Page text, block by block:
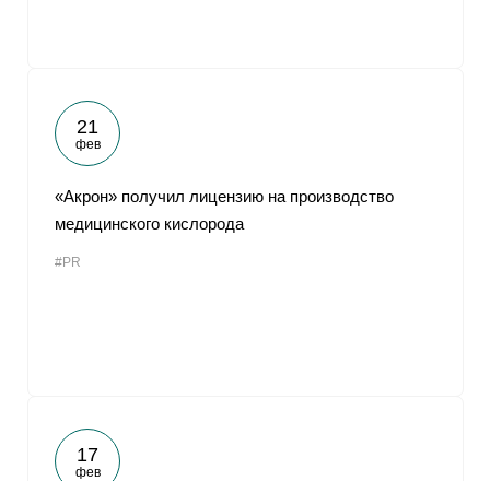
21
фев
«Акрон» получил лицензию на производство
медицинского кислорода
#PR
17
фев